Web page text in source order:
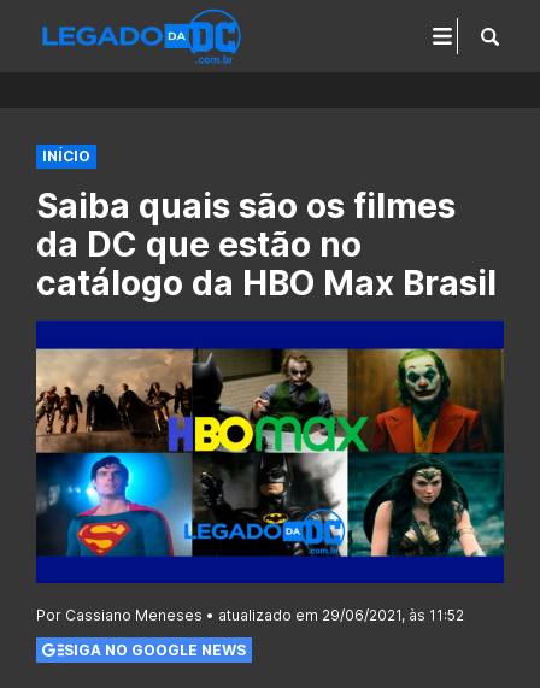
INÍCIO
Saiba quais são os filmes
da DC que estão no
catálogo da HBO Max Brasil
Por Cassiano Meneses • atualizado em 29/06/2021, às 11:52
SIGA NO GOOGLE NEWS